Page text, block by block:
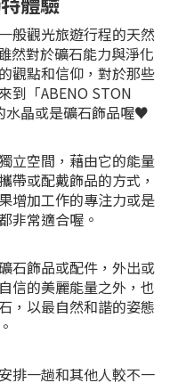
般觀光旅遊行程的天然
然對於礦石能力與淨化
觀點和信仰，對於那些
到「ABENO STON
水晶或是礦石飾品喔♥
立空間，藉由它的能量
帶或配戴飾品的方式，
增加工作的專注力或是
非常適合喔。
石飾品或配件，外出或
信的美麗能量之外，也
，以最自然和諧的姿態
排一趟和其他人較不一